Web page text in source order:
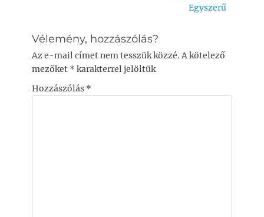
Egyszerű
Vélemény, hozzászólás?
Az e-mail címet nem tesszük közzé. A kötelező
mezőket * karakterrel jelöltük
Hozzászólás *